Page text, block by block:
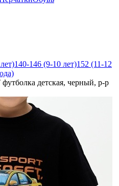
140-146 (9-10 лет)152 (11-12
детская, черный, р-р